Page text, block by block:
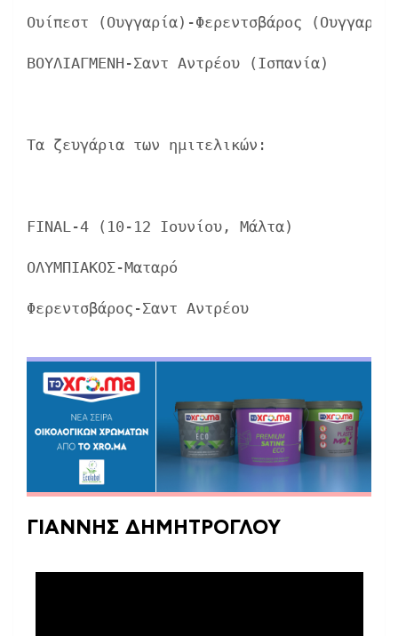
Ουίπεστ (Ουγγαρία)-Φερεντσβάρος
ΒΟΥΛΙΑΓΜΕΝΗ-Σαντ Αντρέου (Ισπανία)
Τα ζευγάρια των ημιτελικών:
FINAL-4 (10-12 Ιουνίου, Μάλτα)
ΟΛΥΜΠΙΑΚΟΣ-Ματαρό
Φερεντσβάρος-Σαντ Αντρέου
ΓΙΑΝΝΗΣ ΔΗΜΗΤΡΟΓΛΟΥ